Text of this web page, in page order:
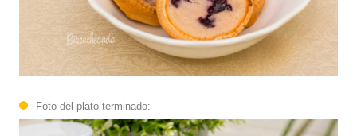
Foto del plato terminado: